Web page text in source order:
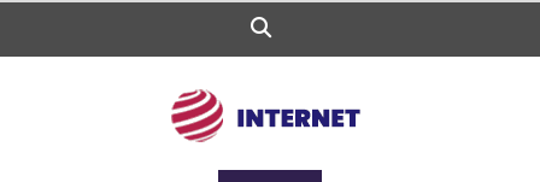
Skip
content